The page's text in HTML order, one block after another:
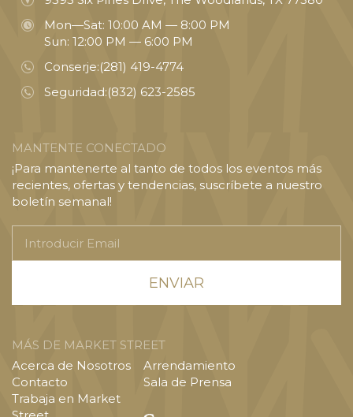
Mon—Sat: 10:00 AM — 8:00 PM
Sun: 12:00 PM — 6:00 PM
Conserje:(281) 419-4774
Seguridad:(832) 623-2585
MANTENTE CONECTADO
¡Para mantenerte al tanto de todos los eventos más
recientes, ofertas y tendencias, suscríbete a nuestro
boletín semanal!
Email
MÁS DE MARKET STREET
Acerca de Nosotros
Contacto
Trabaja en Market
Arrendamiento
Sala de Prensa